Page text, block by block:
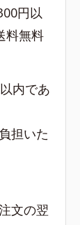
円以
料無料
内であ
担いた
文の翌